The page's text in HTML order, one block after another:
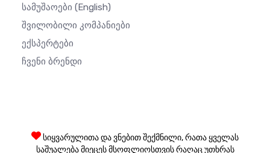
Სამუშაოები (English)
Შვილობილი Კომპანიები
Ექსპერტები
Ჩვენი Ბრენდი
სიყვარულითა და ვნებით შექმნილი, რათა ყველას
საშუალება მიეცეს მსოფლიოსთვის რაღაც უთხრას